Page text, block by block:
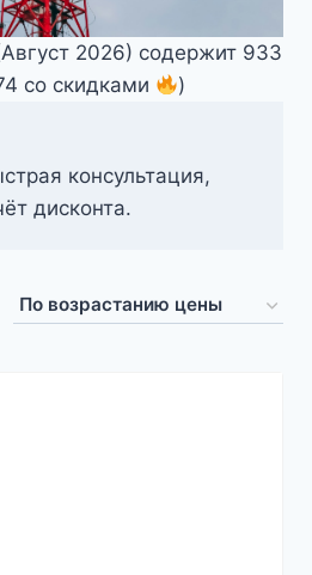
2026) содержит 933
со скидками
)
консультация,
дисконта.